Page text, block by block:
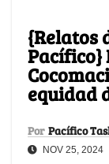
{Relatos
Pacífico}
equidad
Por Pacífico
NOV 25, 2024